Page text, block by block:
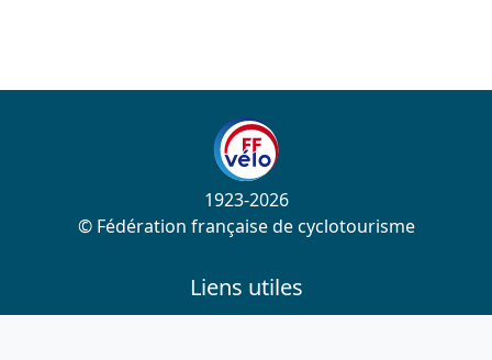
1923-2026
© Fédération française de cyclotourisme
Liens utiles